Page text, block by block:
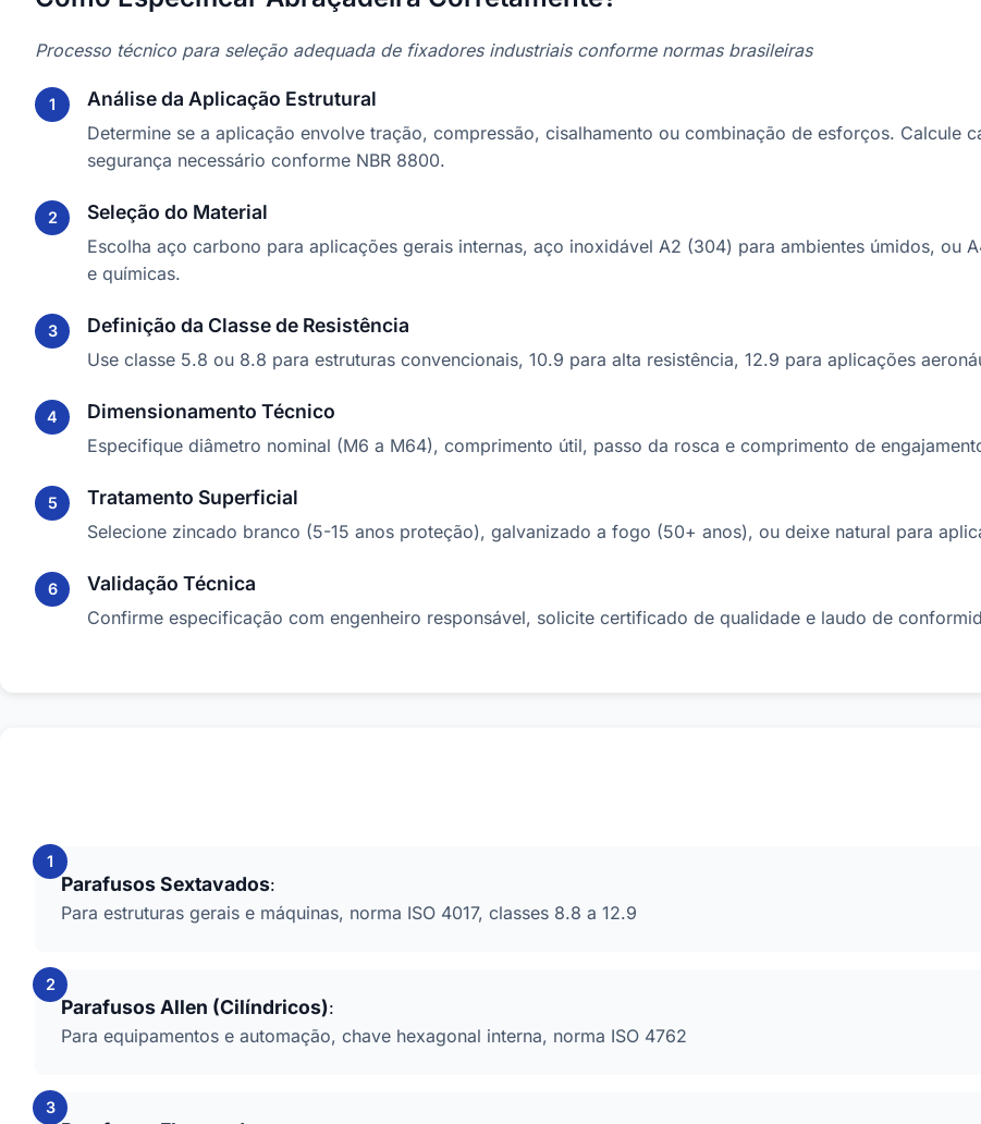
Processo técnico para seleção adequada de fixadores industriais conforme normas brasileiras
Análise da Aplicação Estrutural
Determine se a aplicação envolve tração, compressão, cisalhamento ou combinação de esforços. Calcule
segurança necessário conforme NBR 8800.
Seleção do Material
Escolha aço carbono para aplicações gerais internas, aço inoxidável A2 (304) para ambientes úmidos, ou
e químicas.
Definição da Classe de Resistência
Use classe 5.8 ou 8.8 para estruturas convencionais, 10.9 para alta resistência, 12.9 para aplicações
Dimensionamento Técnico
Especifique diâmetro nominal (M6 a M64), comprimento útil, passo da rosca e comprimento de
Tratamento Superficial
Selecione zincado branco (5-15 anos proteção), galvanizado a fogo (50+ anos), ou deixe natural para
Validação Técnica
Confirme especificação com engenheiro responsável, solicite certificado de qualidade e laudo de
Parafusos Sextavados:
Para estruturas gerais e máquinas, norma ISO 4017, classes 8.8 a 12.9
Parafusos Allen (Cilíndricos):
Para equipamentos e automação, chave hexagonal interna, norma ISO 4762